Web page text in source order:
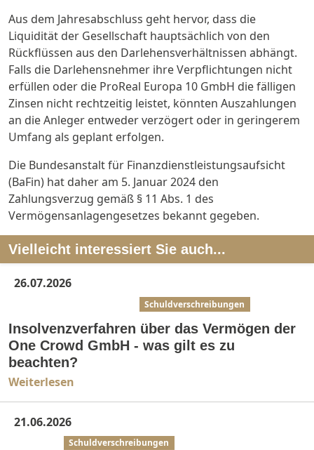
Aus dem Jahresabschluss geht hervor, dass die
Liquidität der Gesellschaft hauptsächlich von den
Rückflüssen aus den Darlehensverhältnissen abhängt.
Falls die Darlehensnehmer ihre Verpflichtungen nicht
erfüllen oder die ProReal Europa 10 GmbH die fälligen
Zinsen nicht rechtzeitig leistet, könnten Auszahlungen
an die Anleger entweder verzögert oder in geringerem
Umfang als geplant erfolgen.
Die Bundesanstalt für Finanzdienstleistungsaufsicht
(BaFin) hat daher am 5. Januar 2024 den
Zahlungsverzug gemäß § 11 Abs. 1 des
Vermögensanlagengesetzes bekannt gegeben.
Vielleicht interessiert Sie auch...
26.07.2026
Schuldverschreibungen
Insolvenzverfahren über das Vermögen der
One Crowd GmbH - was gilt es zu
beachten?
Weiterlesen
21.06.2026
Schuldverschreibungen